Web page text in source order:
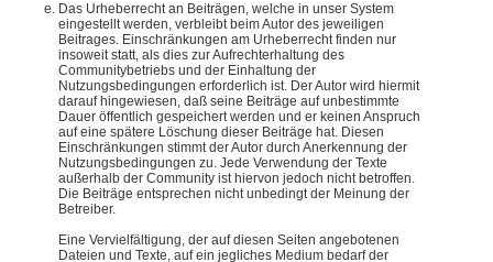
Das Urheberrecht an Beiträgen, welche in unser System
eingestellt werden, verbleibt beim Autor des jeweiligen
Beitrages. Einschränkungen am Urheberrecht finden nur
insoweit statt, als dies zur Aufrechterhaltung des
Communitybetriebs und der Einhaltung der
Nutzungsbedingungen erforderlich ist. Der Autor wird hiermit
darauf hingewiesen, daß seine Beiträge auf unbestimmte
Dauer öffentlich gespeichert werden und er keinen Anspruch
auf eine spätere Löschung dieser Beiträge hat. Diesen
Einschränkungen stimmt der Autor durch Anerkennung der
Nutzungsbedingungen zu. Jede Verwendung der Texte
außerhalb der Community ist hiervon jedoch nicht betroffen.
Die Beiträge entsprechen nicht unbedingt der Meinung der
Betreiber.
Eine Vervielfältigung, der auf diesen Seiten angebotenen
Dateien und Texte, auf ein jegliches Medium bedarf der